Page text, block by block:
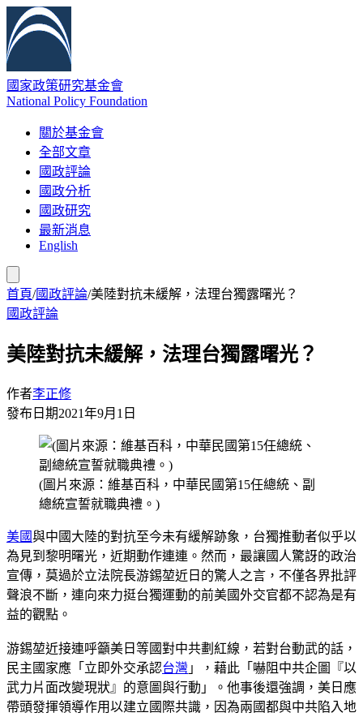
國家政策研究基金會
National Policy Foundation
關於基金會
全部文章
國政評論
國政分析
國政研究
最新消息
English
首頁/國政評論/美陸對抗未緩解，法理台獨露曙光？
國政評論
美陸對抗未緩解，法理台獨露曙光？
作者李正修
發布日期2021年9月1日
(圖片來源：維基百科，中華民國第15任總統、副
總統宣誓就職典禮。)
美國與中國大陸的對抗至今未有緩解跡象，台獨推動者似乎以
為見到黎明曙光，近期動作連連。然而，最讓國人驚訝的政治
宣傳，莫過於立法院長游錫堃近日的驚人之言，不僅各界批評
聲浪不斷，連向來力挺台獨運動的前美國外交官都不認為是有
益的觀點。
游錫堃近接連呼籲美日等國對中共劃紅線，若對台動武的話，
民主國家應「立即外交承認台灣 」，藉此「嚇阻中共企圖『以
武力片面改變現狀』的意圖與行動」。他事後還強調，美日應
帶頭發揮領導作用以建立國際共識，因為兩國都與中共陷入地